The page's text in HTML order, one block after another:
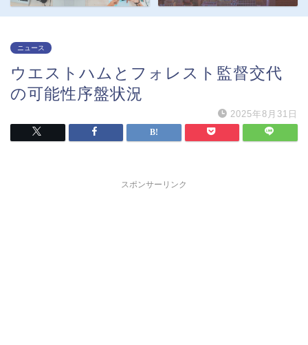
ニュース
ウエストハムとフォレスト監督交代
の可能性序盤状況
2025年8月31日
スポンサーリンク